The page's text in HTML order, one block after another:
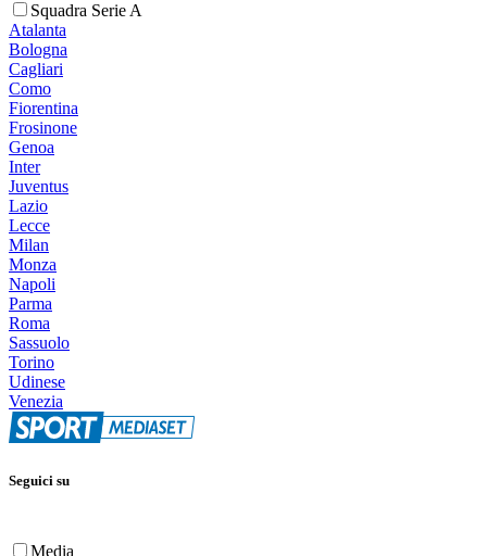
Squadra Serie A
Atalanta
Bologna
Cagliari
Como
Fiorentina
Frosinone
Genoa
Inter
Juventus
Lazio
Lecce
Milan
Monza
Napoli
Parma
Roma
Sassuolo
Torino
Udinese
Venezia
Seguici su
Media